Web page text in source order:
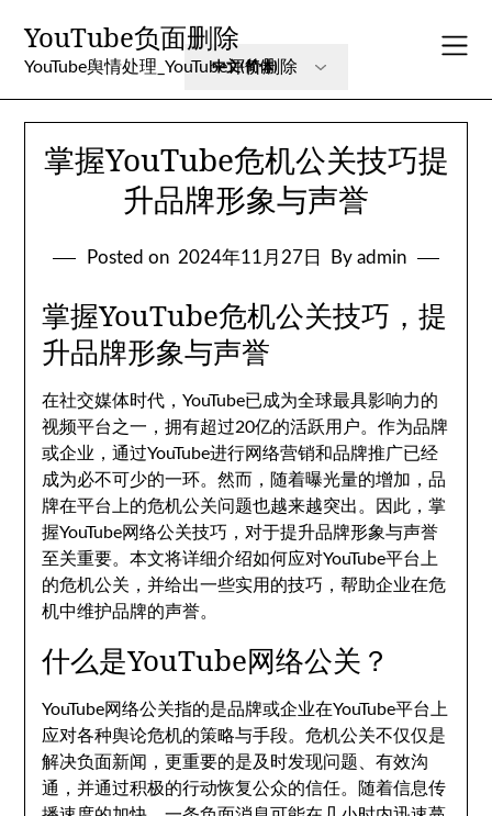
content
YouTube负面删除
YouTube舆情处理_YouTube评价删除
掌握YouTube危机公关技巧提
升品牌形象与声誉
Posted on 2024年11月27日 By admin
掌握YouTube危机公关技巧，提
升品牌形象与声誉
在社交媒体时代，YouTube已成为全球最具影响力的
视频平台之一，拥有超过20亿的活跃用户。作为品牌
或企业，通过YouTube进行网络营销和品牌推广已经
成为必不可少的一环。然而，随着曝光量的增加，品
牌在平台上的危机公关问题也越来越突出。因此，掌
握YouTube网络公关技巧，对于提升品牌形象与声誉
至关重要。本文将详细介绍如何应对YouTube平台上
的危机公关，并给出一些实用的技巧，帮助企业在危
机中维护品牌的声誉。
什么是YouTube网络公关？
YouTube网络公关指的是品牌或企业在YouTube平台上
应对各种舆论危机的策略与手段。危机公关不仅仅是
解决负面新闻，更重要的是及时发现问题、有效沟
通，并通过积极的行动恢复公众的信任。随着信息传